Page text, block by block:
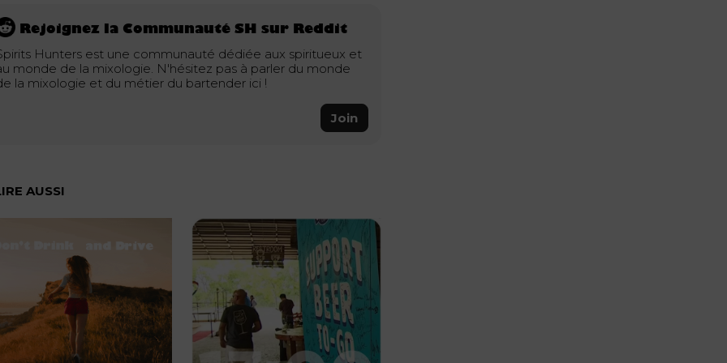
Rejoignez la Communauté SH sur Reddit
Hunters est une communauté dédiée aux spiritueux et
monde de la mixologie. N'hésitez pas à parler du monde
la mixologie et du métier du bartender ici !
Join
AUSSI